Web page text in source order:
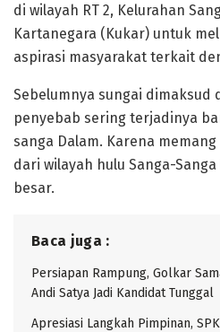
di wilayah RT 2, Kelurahan
Kartanegara (Kukar) untuk
aspirasi masyarakat terkait
Sebelumnya sungai dimaksud
penyebab sering terjadinya
sanga Dalam. Karena
dari wilayah hulu Sanga-
besar.
Baca juga :
Persiapan Rampung, Golkar
Andi Satya Jadi Kandidat Tunggal
Apresiasi Langkah Pimpinan,